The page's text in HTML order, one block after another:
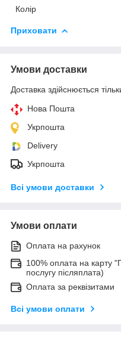
Колір
Приховати
Умови доставки
Доставка здійснюється
Нова Пошта
Укрпошта
Delivery
Укрпошта
Всі умови доставки
Умови оплати
Оплата на рахунок
100% оплата на карту
послугу післяплата)
Оплата за реквізитами
Всі умови оплати